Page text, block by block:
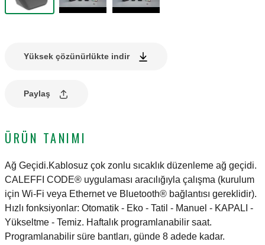
Yüksek çözünürlükte indir
Paylaş
ÜRÜN TANIMI
Ağ Geçidi.Kablosuz çok zonlu sıcaklık düzenleme ağ geçidi.
CALEFFI CODE® uygulaması aracılığıyla çalışma (kurulum
için Wi-Fi veya Ethernet ve Bluetooth® bağlantısı gereklidir).
Hızlı fonksiyonlar: Otomatik - Eko - Tatil - Manuel - KAPALI -
Yükseltme - Temiz. Haftalık programlanabilir saat.
Programlanabilir süre bantları, günde 8 adede kadar.